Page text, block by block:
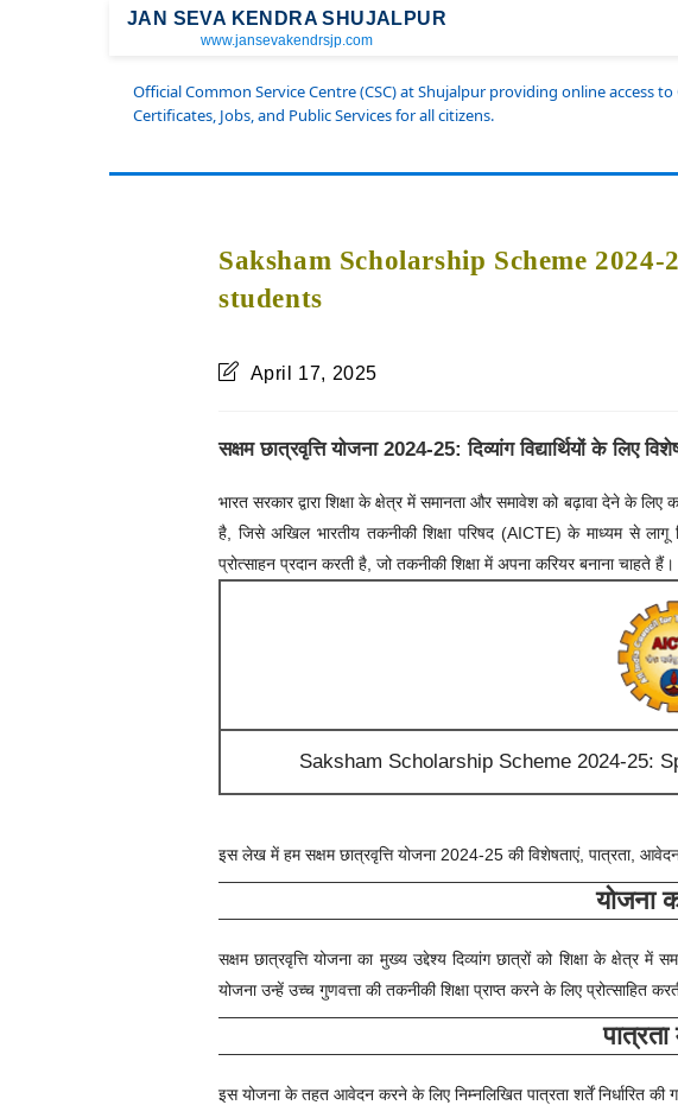
JAN SEVA KENDRA SHUJALPUR
www.jansevakendrsjp.com
Official Common Service Centre (CSC) at Shujalpur providing online access
Certificates, Jobs, and Public Services for all citizens.
Saksham Scholarship Scheme
students
April 17, 2025
सक्षम छात्रवृत्ति योजना 2024-25: दिव्यांग विद्यार्थियों के लिए
भारत सरकार द्वारा शिक्षा के क्षेत्र में समानता और समावेश को बढ़ावा देने के
है, जिसे अखिल भारतीय तकनीकी शिक्षा परिषद (AICTE) के माध्यम से लागू
प्रोत्साहन प्रदान करती है, जो तकनीकी शिक्षा में अपना करियर बनाना चाहते हैं।
Saksham Scholarship Scheme 2024-25:
इस लेख में हम सक्षम छात्रवृत्ति योजना 2024-25 की विशेषताएं, पात्रता,
योजना
सक्षम छात्रवृत्ति योजना का मुख्य उद्देश्य दिव्यांग छात्रों को शिक्षा के
योजना उन्हें उच्च गुणवत्ता की तकनीकी शिक्षा प्राप्त करने के लिए
इस योजना के तहत आवेदन करने के लिए निम्नलिखित पात्रता शर्तें निर्धारित की